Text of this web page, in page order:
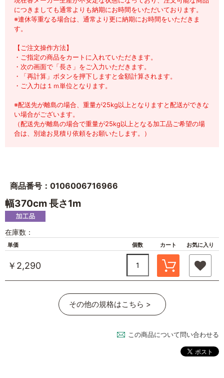
につきましても通常よりも納期にお時間をいただいております。
※連休等重なる場合は、通常より更に納期にお時間をいただきま
す。
【ご注文操作方法】
・ご指定の商品をカートに入れていただきます。
・次の画面で「長さ」をご入力いただきます。
・「再計算」ボタンを押下しますと金額計算されます。
・ご入力は１ｍ単位となります。
※配送先が離島の場合、重量が25kg以上となりますと配送ができな
い場合がございます。
（配送先が離島の場合で重量が25kg以上となる加工品ご希望の場
合は、別途お見積り依頼をお願いたします。）
商品番号：0106006716966
幅370cm 長さ1m
在庫数：
単価 個数 カート お気に入り
￥2,290
その他の規格はこちら >
この商品について問い合わせる